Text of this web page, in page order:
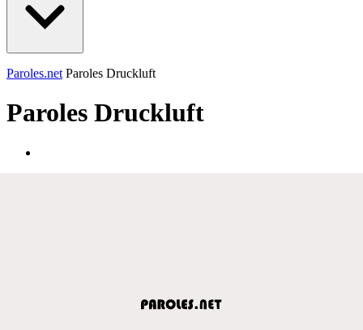
Paroles.net Paroles Druckluft
Paroles Druckluft